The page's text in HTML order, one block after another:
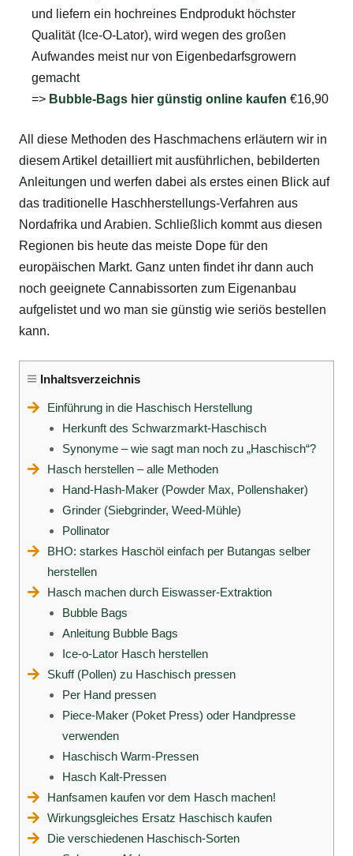
und liefern ein hochreines Endprodukt höchster
Qualität (Ice-O-Lator), wird wegen des großen
Aufwandes meist nur von Eigenbedarfsgrowern
gemacht
=> Bubble-Bags hier günstig online kaufen €16,90
All diese Methoden des Haschmachens erläutern wir in
diesem Artikel detailliert mit ausführlichen, bebilderten
Anleitungen und werfen dabei als erstes einen Blick auf
das traditionelle Haschherstellungs-Verfahren aus
Nordafrika und Arabien. Schließlich kommt aus diesen
Regionen bis heute das meiste Dope für den
europäischen Markt. Ganz unten findet ihr dann auch
noch geeignete Cannabissorten zum Eigenanbau
aufgelistet und wo man sie günstig wie seriös bestellen
kann.
Inhaltsverzeichnis
Einführung in die Haschisch Herstellung
Herkunft des Schwarzmarkt-Haschisch
Synonyme – wie sagt man noch zu „Haschisch“?
Hasch herstellen – alle Methoden
Hand-Hash-Maker (Powder Max, Pollenshaker)
Grinder (Siebgrinder, Weed-Mühle)
Pollinator
BHO: starkes Haschöl einfach per Butangas selber
herstellen
Hasch machen durch Eiswasser-Extraktion
Bubble Bags
Anleitung Bubble Bags
Ice-o-Lator Hasch herstellen
Skuff (Pollen) zu Haschisch pressen
Per Hand pressen
Piece-Maker (Poket Press) oder Handpresse
verwenden
Haschisch Warm-Pressen
Hasch Kalt-Pressen
Hanfsamen kaufen vor dem Hasch machen!
Wirkungsgleiches Ersatz Haschisch kaufen
Die verschiedenen Haschisch-Sorten